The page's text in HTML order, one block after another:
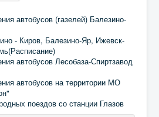
автобусов (газелей) Балезино-
- Киров, Балезино-Яр, Ижевск-
автобусов Лесобаза-Спиртзавод
автобусов на территории МО
поездов со станции Глазов